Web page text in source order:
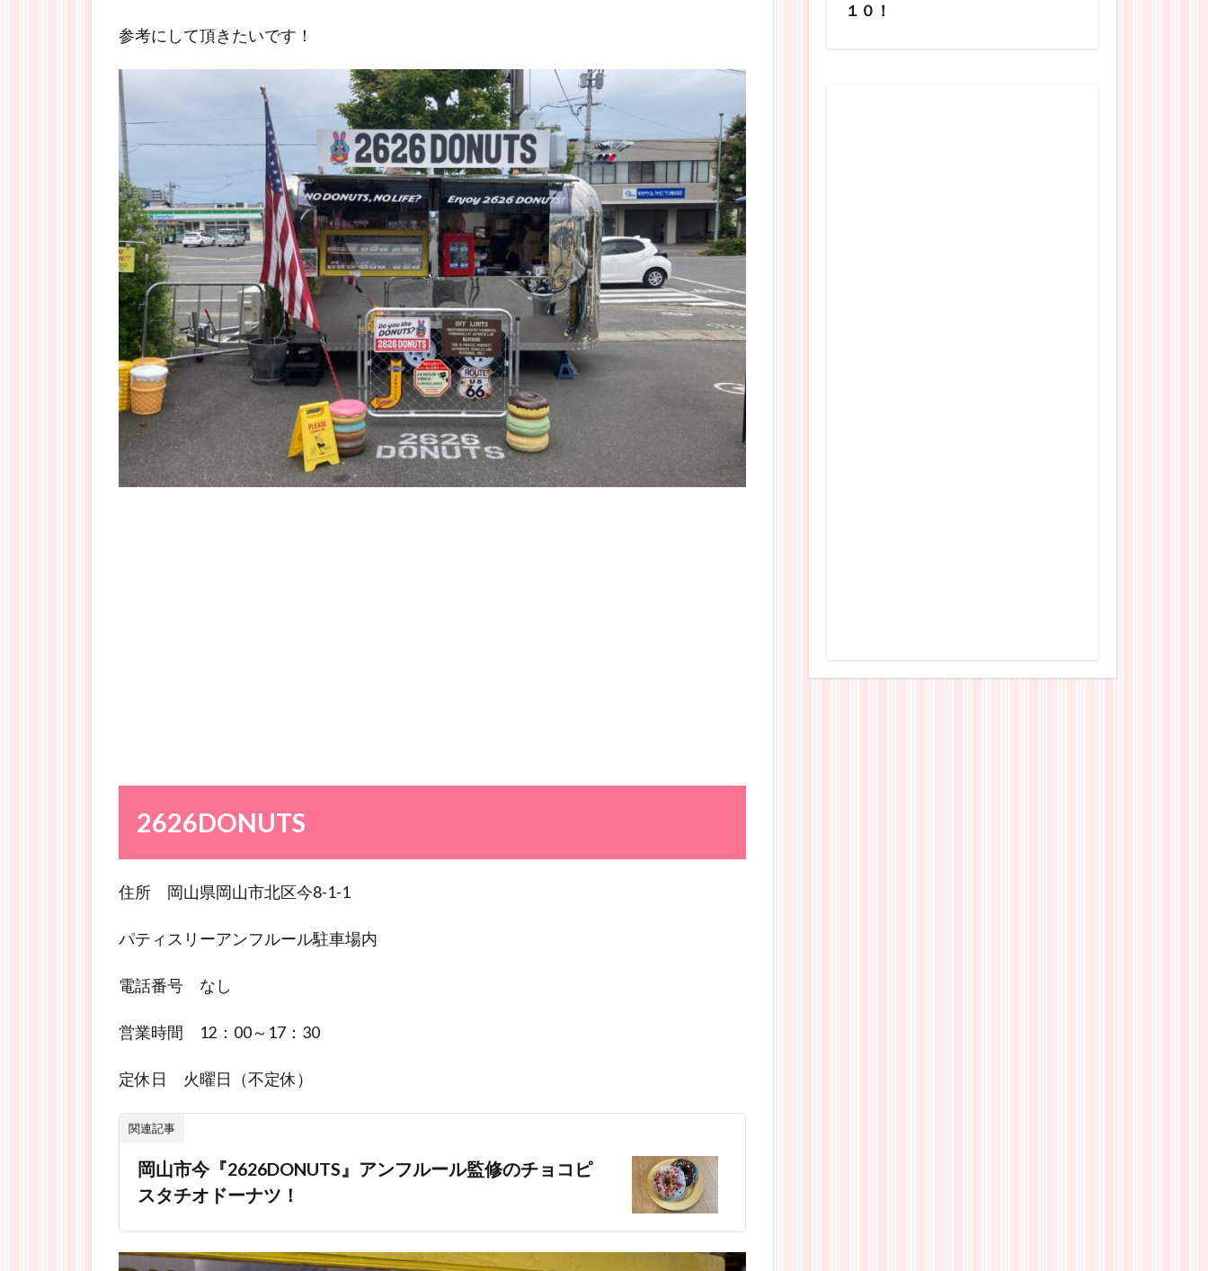
参考にして頂きたいです！
2626DONUTS
住所 岡山県岡山市北区今8-1-1
パティスリーアンフルール駐車場内
電話番号 なし
営業時間 12：00～17：30
定休日 火曜日（不定休）
関連記事
岡山市今『2626DONUTS』アンフルール監修のチョコピ
スタチオドーナツ！
１０！